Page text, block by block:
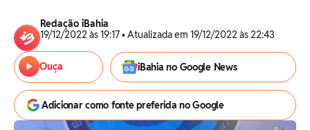
Redação iBahia
19/12/2022 às 19:17 • Atualizada em 19/12/2022 às 22:43
Ouça iBahia no Google News
Adicionar como fonte preferida no Google